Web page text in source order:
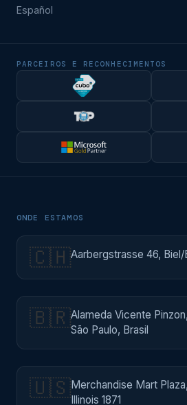
Español
PARCEIROS E RECONHECIMENTOS
ONDE ESTAMOS
🇨🇭Aarbergstrasse 46, Biel/
🇧🇷Alameda Vicente
São Paulo, Brasil
🇺🇸Merchandise Mart
Illinois 1871